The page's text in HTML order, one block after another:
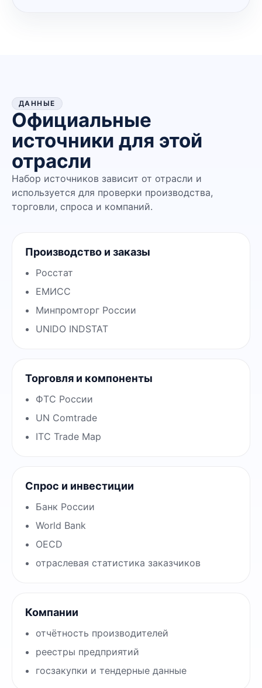
ДАННЫЕ
Официальные
источники для этой
отрасли
Набор источников зависит от отрасли и
используется для проверки производства,
торговли, спроса и компаний.
Производство и заказы
Росстат
ЕМИСС
Минпромторг России
UNIDO INDSTAT
Торговля и компоненты
ФТС России
UN Comtrade
ITC Trade Map
Спрос и инвестиции
Банк России
World Bank
OECD
отраслевая статистика заказчиков
Компании
отчётность производителей
реестры предприятий
госзакупки и тендерные данные